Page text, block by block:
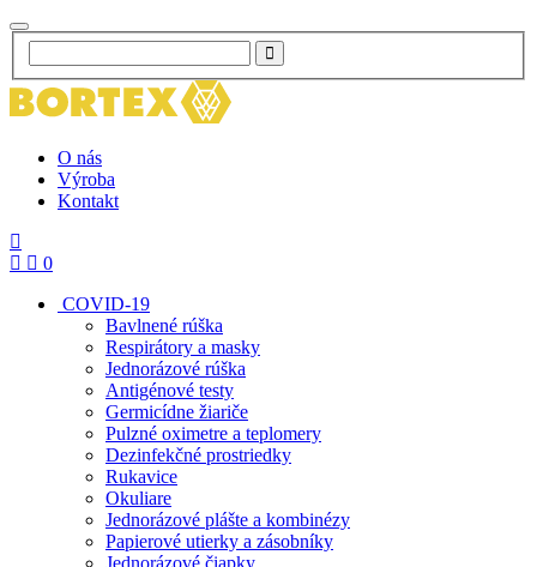
O nás
Výroba
Kontakt
0
COVID-19
Bavlnené rúška
Respirátory a masky
Jednorázové rúška
Antigénové testy
Germicídne žiariče
Pulzné oximetre a teplomery
Dezinfekčné prostriedky
Rukavice
Okuliare
Jednorázové plášte a kombinézy
Papierové utierky a zásobníky